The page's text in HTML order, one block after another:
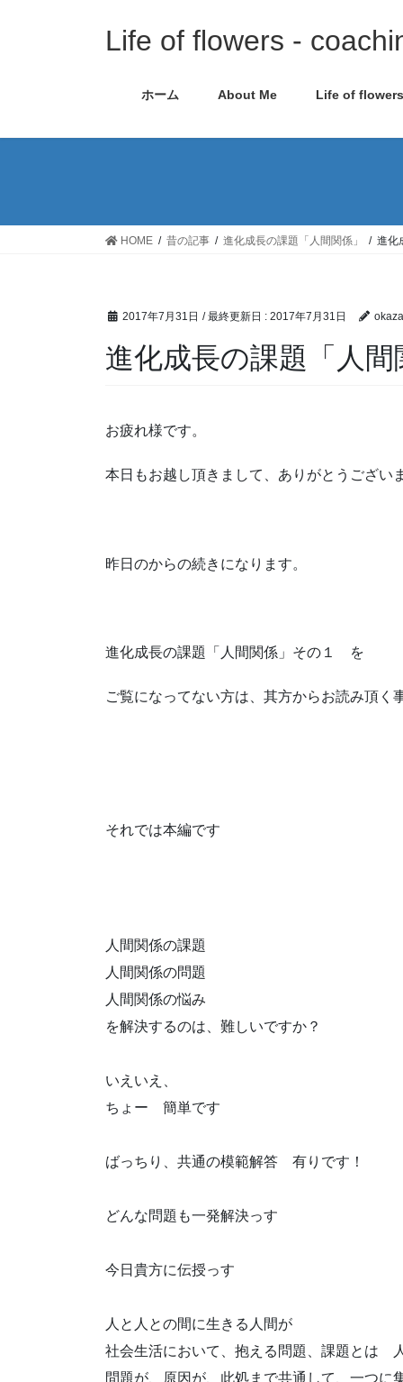
移
ン
Life of flowers -
ホーム About Me Life of
HOME 昔の記事 進化成長の課題「人間関係」 進化
2017年7月31日 / 最終更新日 : 2017年7月31日
進化成長の課題「人間
お疲れ様です。
本日もお越し頂きまして、ありがとうござい
昨日のからの続きになります。
進化成長の課題「人間関係」その１ を
ご覧になってない方は、其方からお読み頂く
それでは本編です
人間関係の課題
人間関係の問題
人間関係の悩み
を解決するのは、難しいですか？
いえいえ、
ちょー 簡単です
ばっちり、共通の模範解答 有りです！
どんな問題も一発解決っす
今日貴方に伝授っす
人と人との間に生きる人間が
社会生活において、抱える問題、課題とは
問題が、原因が、此処まで共通して、一つに